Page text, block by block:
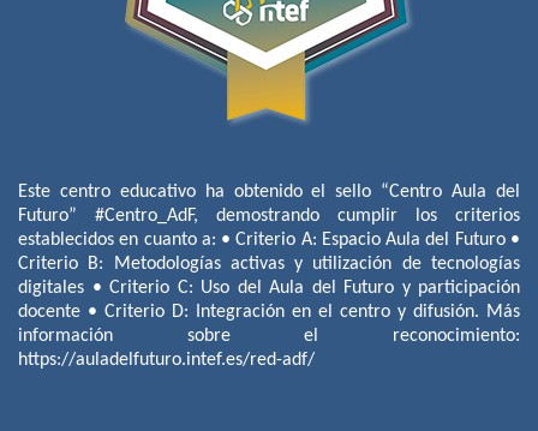
Este centro educativo ha obtenido el sello “Centro Aula del
Futuro” #Centro_AdF, demostrando cumplir los criterios
establecidos en cuanto a: • Criterio A: Espacio Aula del Futuro •
Criterio B: Metodologías activas y utilización de tecnologías
digitales • Criterio C: Uso del Aula del Futuro y participación
docente • Criterio D: Integración en el centro y difusión. Más
información sobre el reconocimiento:
https://auladelfuturo.intef.es/red-adf/